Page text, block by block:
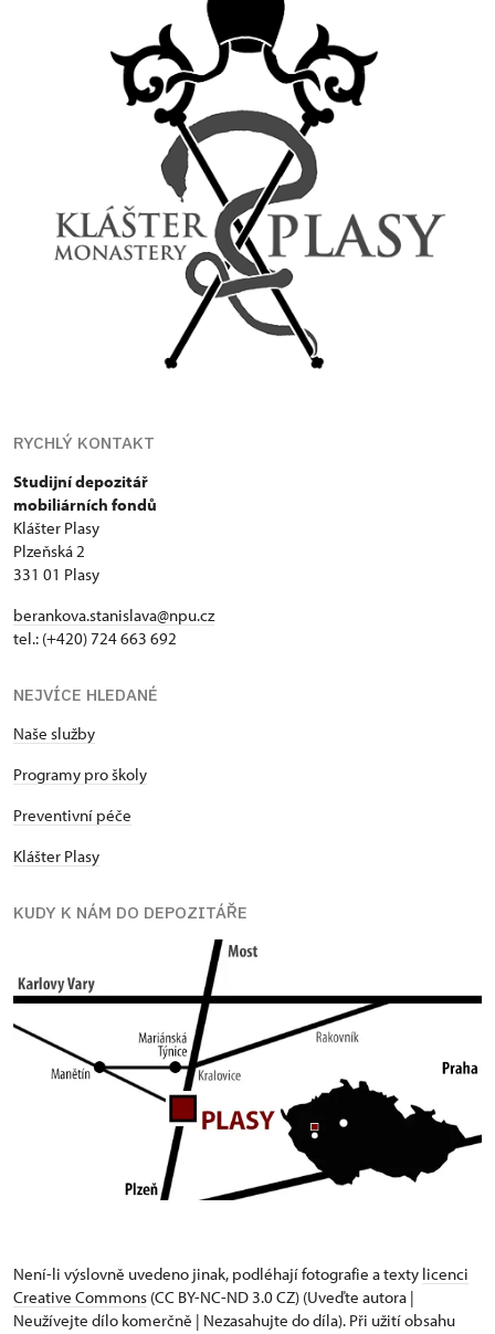
RYCHLÝ KONTAKT
Studijní depozitář
mobiliárních fondů
Klášter Plasy
Plzeňská 2
331 01 Plasy
berankova.stanislava@npu.cz
tel.: (+420) 724 663 692
NEJVÍCE HLEDANÉ
Naše služby
Programy pro školy
Preventivní péče
Klášter Plasy
KUDY K NÁM DO DEPOZITÁŘE
Není-li výslovně uvedeno jinak, podléhají fotografie a texty licenci
Creative Commons (CC BY-NC-ND 3.0 CZ) (Uveďte autora |
Neužívejte dílo komerčně | Nezasahujte do díla). Při užití obsahu